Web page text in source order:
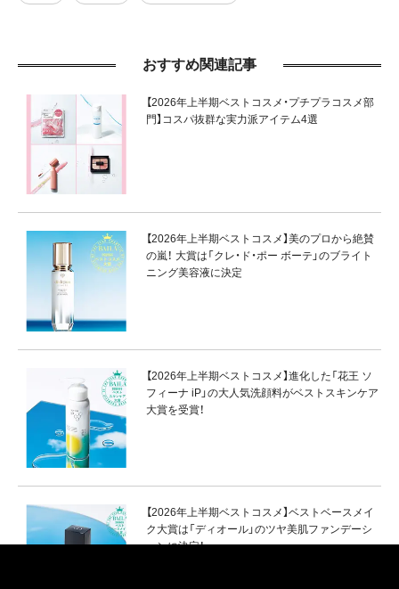
おすすめ関連記事
【2026年上半期ベストコスメ・プチプラコスメ部
門】コスパ抜群な実力派アイテム4選
【2026年上半期ベストコスメ】美のプロから絶賛
の嵐！ 大賞は「クレ・ド・ポー ボーテ」のブライト
ニング美容液に決定
【2026年上半期ベストコスメ】進化した「花王 ソ
フィーナ iP」の大人気洗顔料がベストスキンケア
大賞を受賞！
【2026年上半期ベストコスメ】ベストベースメイ
ク大賞は「ディオール」のツヤ美肌ファンデーシ
ョンに決定！